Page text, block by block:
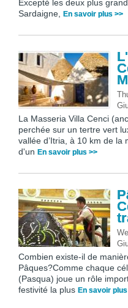
Excepté les deux plus
Sardaigne, En savoir plus >>
La Masseria Villa Cenci
perchée sur un tertre vert
vallée d’Itria, à 10 km de la
d'un En savoir plus >>
Combien existe-il de
Pâques?Comme chaque
(Pasqua) joue un rôle
festivité la plus En savoir